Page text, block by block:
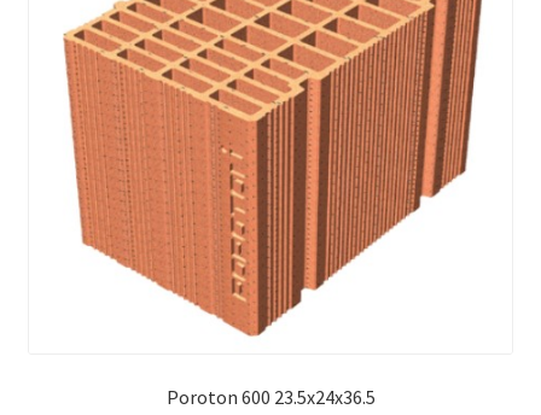
Poroton 600 23.5x24x36.5